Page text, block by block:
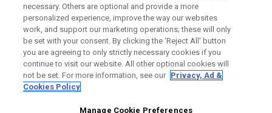
MENTIONS LÉGALES
necessary. Others are optional and provide a more
personalized experience, improve the way our websites
work, and support our marketing operations; these will only
be set with your consent. By clicking the ‘Reject All' button
you are agreeing to only strictly necessary cookies if you
continue to visit our website. All other optional cookies will
not be set. For more information, see our Privacy, Ad &
Cookies Policy
Manage Cookie Preferences